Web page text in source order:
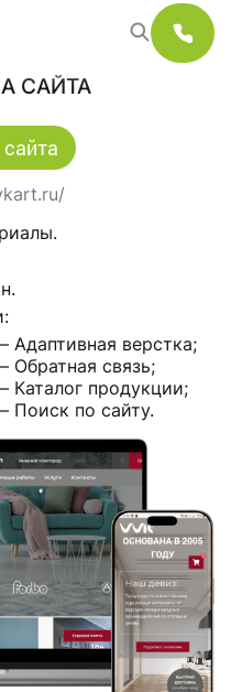
САЙТА
– Адаптивная верстка;
– Обратная связь;
– Каталог продукции;
– Поиск по сайту.